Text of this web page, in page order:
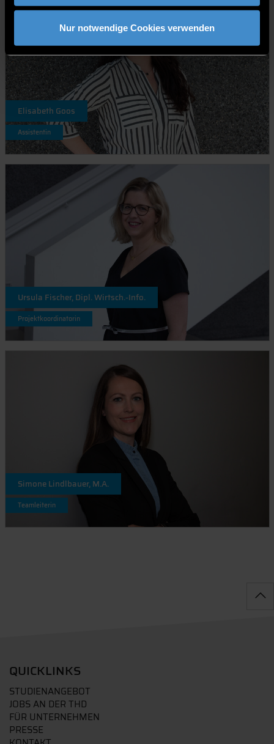
Nur notwendige Cookies verwenden
Elisabeth Goos
Assistentin
Ursula Fischer, Dipl. Wirtsch.-Info.
Projektkoordinatorin
Simone Lindlbauer, M.A.
Teamleiterin
QUICKLINKS
STUDIENANGEBOT
JOBS AN DER THD
FÜR UNTERNEHMEN
PRESSE